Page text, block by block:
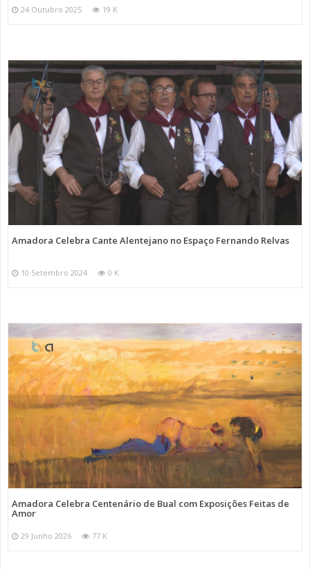
24 Outubro 2025 19 K
Amadora Celebra Cante Alentejano no Espaço Fernando Relvas
10 Setembro 2024 0 K
Amadora Celebra Centenário de Bual com Exposições Feitas de
Amor
29 Junho 2026 77 K